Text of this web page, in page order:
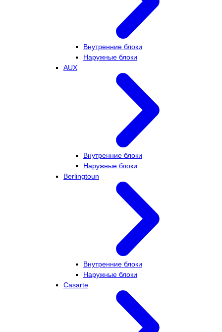
Внутренние блоки
Наружные блоки
AUX
Внутренние блоки
Наружные блоки
Berlingtoun
Внутренние блоки
Наружные блоки
Casarte